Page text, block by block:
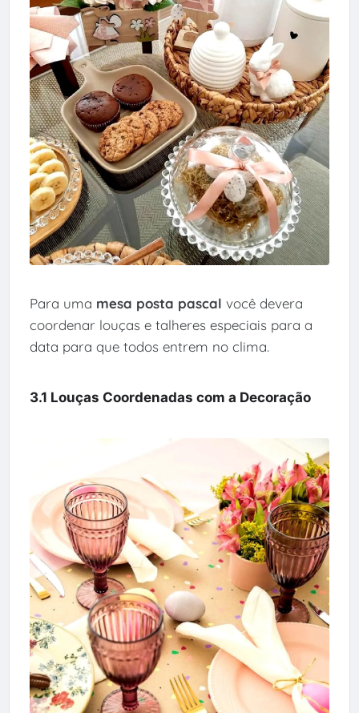
Para uma mesa posta pascal você devera
coordenar louças e talheres especiais para a
data para que todos entrem no clima.
3.1 Louças Coordenadas com a Decoração